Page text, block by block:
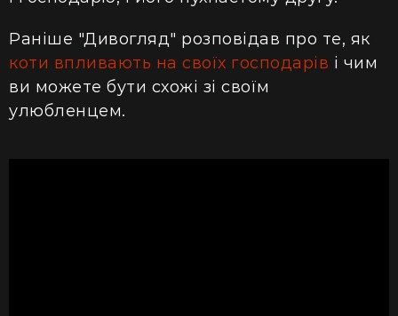
Раніше "Дивогляд" розповідав про те, як
коти впливають на своїх господарів і чим
ви можете бути схожі зі своїм
улюбленцем.